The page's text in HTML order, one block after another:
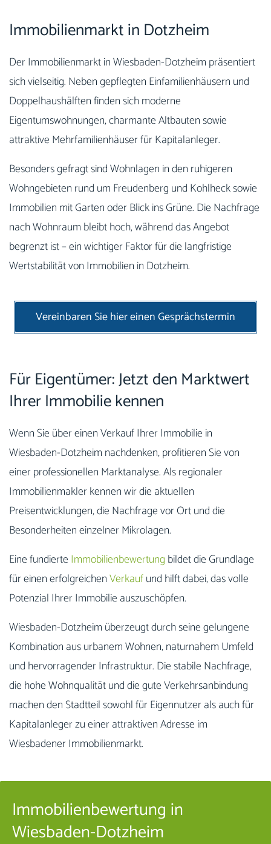
Immobilienmarkt in Dotzheim
Der Immobilienmarkt in Wiesbaden-Dotzheim präsentiert
sich vielseitig. Neben gepflegten Einfamilienhäusern und
Doppelhaushälften finden sich moderne
Eigentumswohnungen, charmante Altbauten sowie
attraktive Mehrfamilienhäuser für Kapitalanleger.
Besonders gefragt sind Wohnlagen in den ruhigeren
Wohngebieten rund um Freudenberg und Kohlheck sowie
Immobilien mit Garten oder Blick ins Grüne. Die Nachfrage
nach Wohnraum bleibt hoch, während das Angebot
begrenzt ist – ein wichtiger Faktor für die langfristige
Wertstabilität von Immobilien in Dotzheim.
Vereinbaren Sie hier einen Gesprächstermin
Für Eigentümer: Jetzt den Marktwert
Ihrer Immobilie kennen
Wenn Sie über einen Verkauf Ihrer Immobilie in
Wiesbaden-Dotzheim nachdenken, profitieren Sie von
einer professionellen Marktanalyse. Als regionaler
Immobilienmakler kennen wir die aktuellen
Preisentwicklungen, die Nachfrage vor Ort und die
Besonderheiten einzelner Mikrolagen.
Eine fundierte Immobilienbewertung bildet die Grundlage
für einen erfolgreichenVerkaufund hilft dabei, das volle
Potenzial Ihrer Immobilie auszuschöpfen.
Wiesbaden-Dotzheim überzeugt durch seine gelungene
Kombination aus urbanem Wohnen, naturnahem Umfeld
und hervorragender Infrastruktur. Die stabile Nachfrage,
die hohe Wohnqualität und die gute Verkehrsanbindung
machen den Stadtteil sowohl für Eigennutzer als auch für
Kapitalanleger zu einer attraktiven Adresse im
Wiesbadener Immobilienmarkt.
Immobilienbewertung in
Wiesbaden-Dotzheim